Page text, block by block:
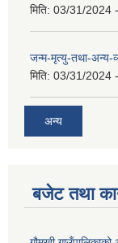
मिति: 03/31/2024
जन्म-मृत्यु-तथा-अन्य-
मिति: 03/31/2024
अन्य
बजेट तथा